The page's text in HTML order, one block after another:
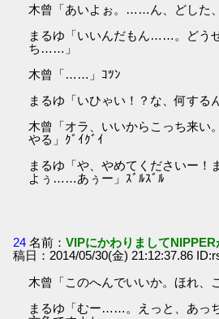
木曾「あいよぉ。……ん、どした、
まるゆ「いいんだもん……。どう
ち……」
木曾「……」ｺﾂﾝ
まるゆ「いひゃい！？な、何する
木曾「オラ、いいからこっち来い
やる」ｸﾞｲｸﾞｲ
まるゆ「や、やめてくださいー！
よぅ……あぅー」ｽﾞﾙｽﾞﾙ
24 名前：VIPにかわりまして
稿日：2014/05/30(金) 21:12:37.86
木曾「このへんでいいか。ほれ、
まるゆ「むー……。えっと、あっ